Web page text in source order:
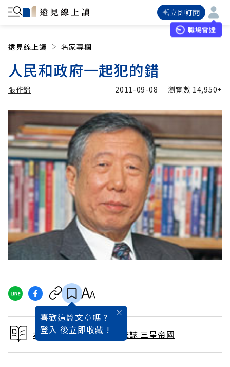
立即訂閱
職場雷達
遠見線上讀 名家專欄
人民和政府一起犯的錯
張作錦
加入追蹤
2011-09-08 瀏覽數 14,950+
喜歡這篇文章嗎 ?
登入 後立即收藏 !
本文出自 2011 / 9月號雜誌 三星帝國